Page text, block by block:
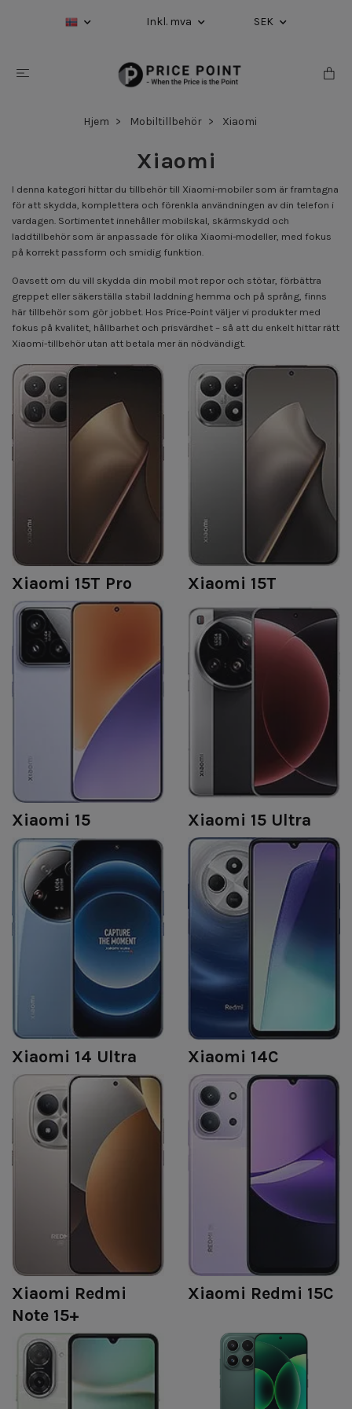
Inkl. mva SEK
Hjem Mobiltillbehör Xiaomi
Xiaomi
I denna kategori hittar du tillbehör till Xiaomi-mobiler som är framtagna
för att skydda, komplettera och förenkla användningen av din telefon i
vardagen. Sortimentet innehåller mobilskal, skärmskydd och
laddtillbehör som är anpassade för olika Xiaomi-modeller, med fokus
på korrekt passform och smidig funktion.
Oavsett om du vill skydda din mobil mot repor och stötar, förbättra
greppet eller säkerställa stabil laddning hemma och på språng, finns
här tillbehör som gör jobbet. Hos Price-Point väljer vi produkter med
fokus på kvalitet, hållbarhet och prisvärdhet – så att du enkelt hittar rätt
Xiaomi-tillbehör utan att betala mer än nödvändigt.
Xiaomi 15T Pro Xiaomi 15T
Xiaomi 15 Xiaomi 15 Ultra
Xiaomi 14 Ultra Xiaomi 14C
Xiaomi Redmi
Note 15+
Xiaomi Redmi 15C